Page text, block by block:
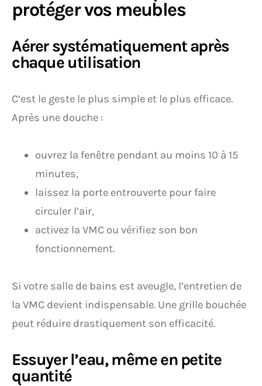
protéger vos meubles
Aérer systématiquement après
chaque utilisation
C’est le geste le plus simple et le plus efficace.
Après une douche :
ouvrez la fenêtre pendant au moins 10 à 15
minutes,
laissez la porte entrouverte pour faire
circuler l’air,
activez la VMC ou vérifiez son bon
fonctionnement.
Si votre salle de bains est aveugle, l’entretien de
la VMC devient indispensable. Une grille bouchée
peut réduire drastiquement son efficacité.
Essuyer l’eau, même en petite
quantité